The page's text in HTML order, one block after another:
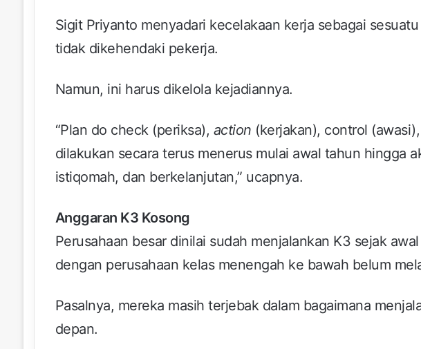
Sigit Priyanto menyadari kecelakaan kerja sebagai
tidak dikehendaki pekerja.
Namun, ini harus dikelola kejadiannya.
“Plan do check (periksa), action (kerjakan), control
dilakukan secara terus menerus mulai awal tahun hingga
istiqomah, dan berkelanjutan,” ucapnya.
Anggaran K3 Kosong
Perusahaan besar dinilai sudah menjalankan K3 sejak
dengan perusahaan kelas menengah ke bawah belum
Pasalnya, mereka masih terjebak dalam bagaimana
depan.